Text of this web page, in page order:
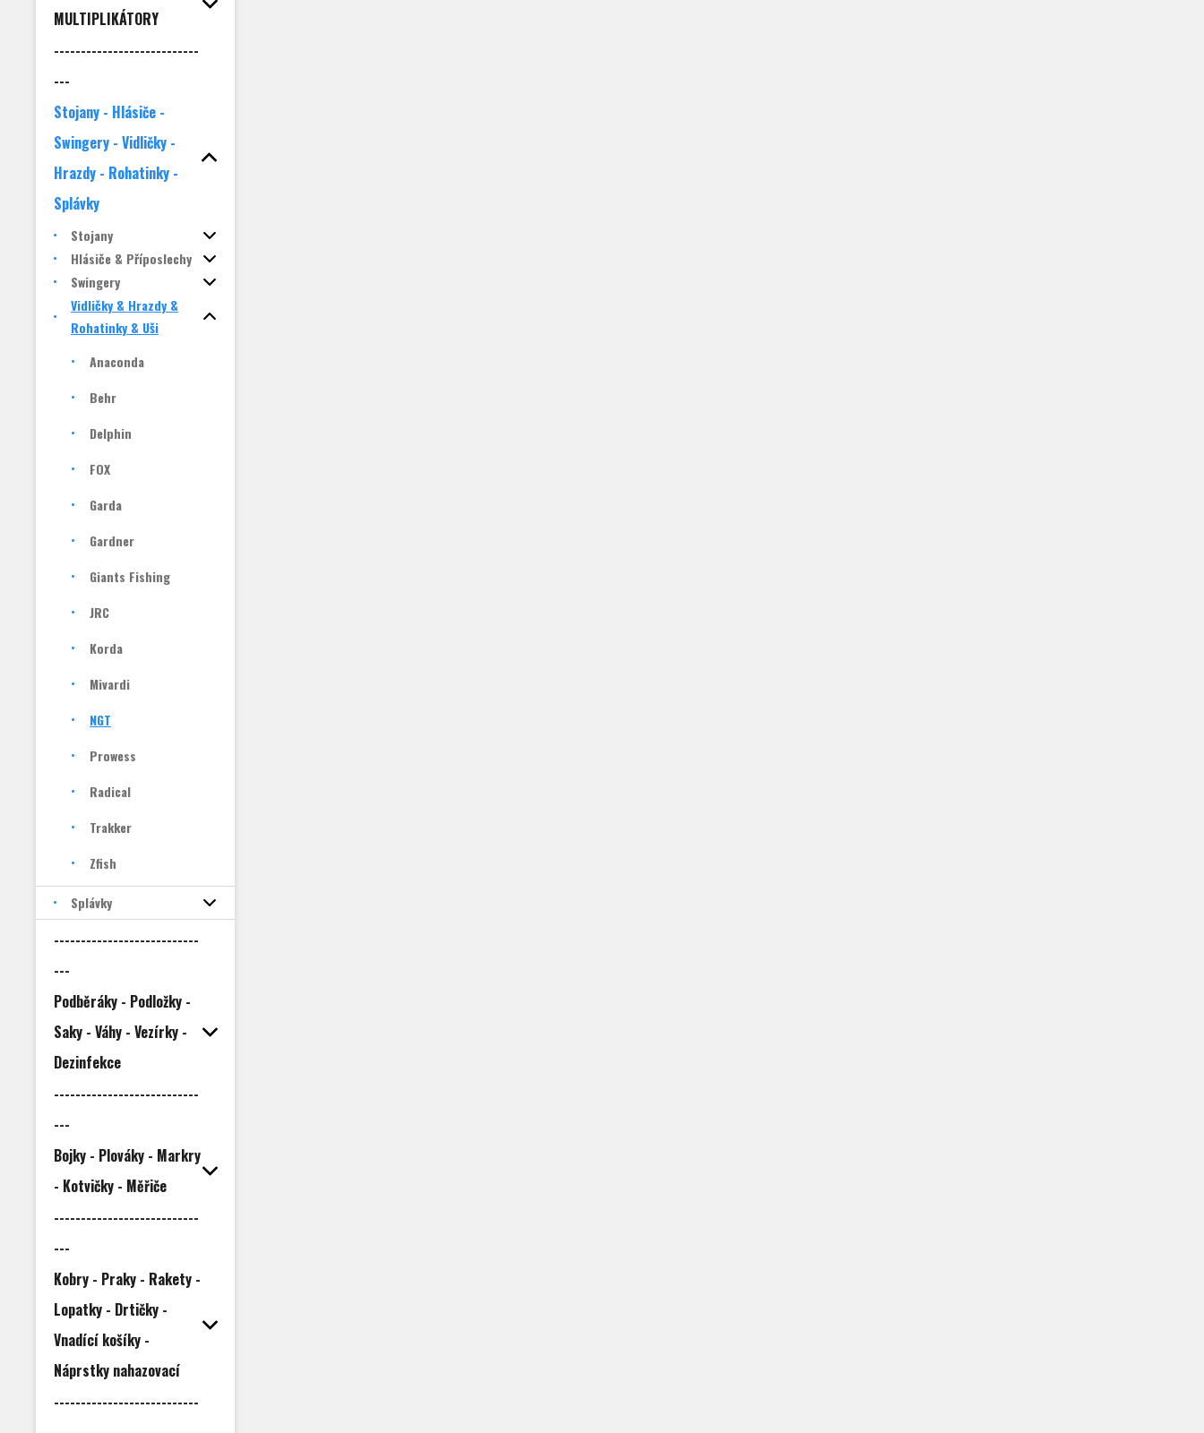
MULTIPLIKÁTORY
---------------------------
---
Stojany - Hlásiče -
Swingery - Vidličky -
Hrazdy - Rohatinky -
Splávky
Stojany
Hlásiče & Příposlechy
Swingery
Vidličky & Hrazdy &
Rohatinky & Uši
Anaconda
Behr
Delphin
FOX
Garda
Gardner
Giants Fishing
JRC
Korda
Mivardi
NGT
Prowess
Radical
Trakker
Zfish
Splávky
---------------------------
---
Podběráky - Podložky -
Saky - Váhy - Vezírky -
Dezinfekce
---------------------------
---
Bojky - Plováky - Markry
- Kotvičky - Měřiče
---------------------------
---
Kobry - Praky - Rakety -
Lopatky - Drtičky -
Vnadící košíky -
Náprstky nahazovací
---------------------------